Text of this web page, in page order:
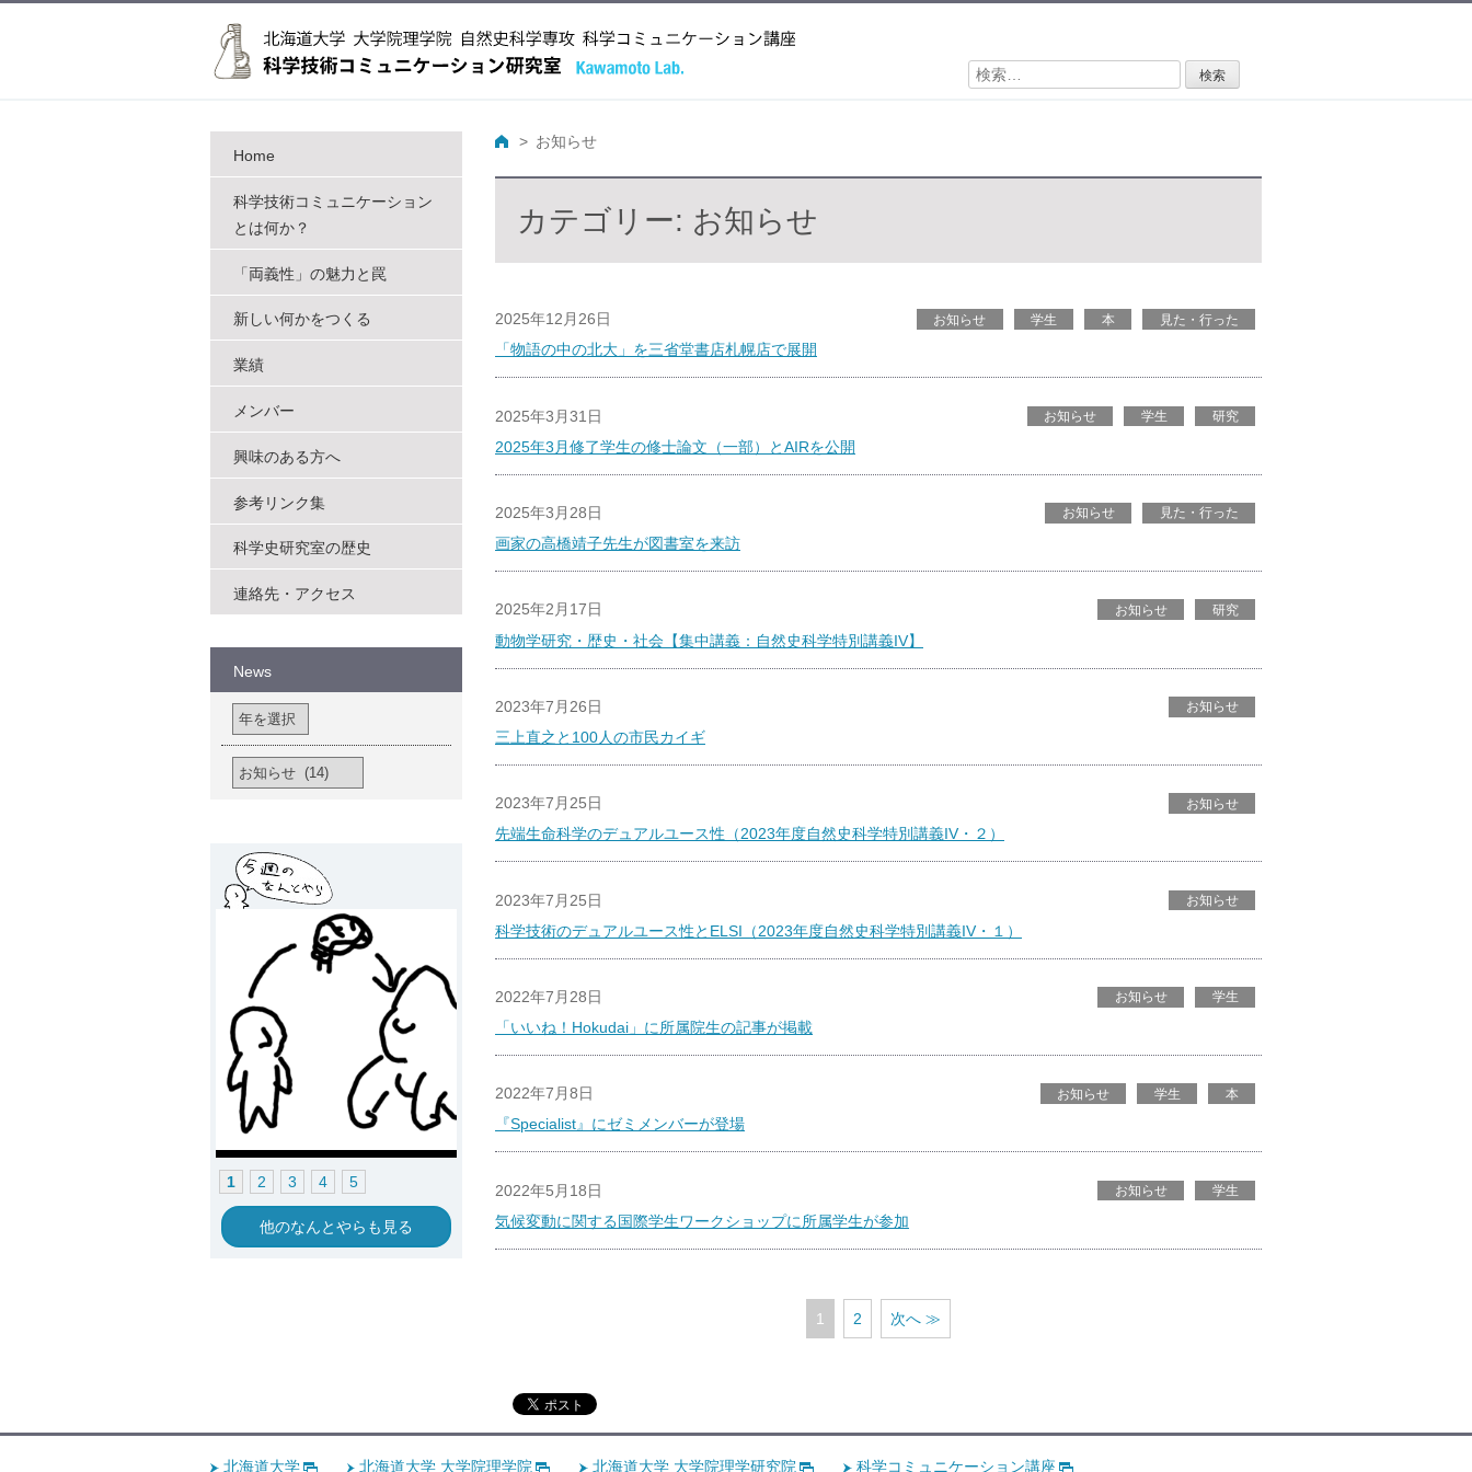
検
お知らせ
カテゴリー: お知らせ
2025年12月26日 お知らせ 学生 本 見た・行った
「物語の中の北大」を三省堂書店札幌店で展開
2025年3月31日 お知らせ 学生 研究
2025年3月修了学生の修士論文（一部）とAIRを公開
2025年3月28日 お知らせ 見た・行った
画家の高橋靖子先生が図書室を来訪
2025年2月17日 お知らせ 研究
動物学研究・歴史・社会【集中講義：自然史科学特別講義IV】
2023年7月26日 お知らせ
三上直之と100人の市民カイギ
2023年7月25日 お知らせ
先端生命科学のデュアルユース性（2023年度自然史科学特別講義IV・２）
2023年7月25日 お知らせ
科学技術のデュアルユース性とELSI（2023年度自然史科学特別講義IV・１）
2022年7月28日 お知らせ 学生
「いいね！Hokudai」に所属院生の記事が掲載
2022年7月8日 お知らせ 学生 本
『Specialist』にゼミメンバーが登場
2022年5月18日 お知らせ 学生
気候変動に関する国際学生ワークショップに所属学生が参加
1 2 次へ ≫
Home
科学技術コミュニケーション
とは何か？
「両義性」の魅力と罠
新しい何かをつくる
業績
メンバー
興味のある方へ
参考リンク集
科学史研究室の歴史
連絡先・アクセス
News
1 2 3 4 5
他のなんとやらも見る
北海道大学 北海道大学 大学院理学院 北海道大学 大学院理学研究院 科学コミュニケーション講座